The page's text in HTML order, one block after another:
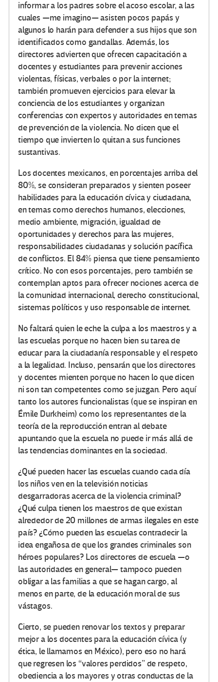
informar a los padres sobre el acoso escolar, a las
cuales —me imagino— asisten pocos papás y
algunos lo harán para defender a sus hijos que son
identificados como gandallas. Además, los
directores advierten que ofrecen capacitación a
docentes y estudiantes para prevenir acciones
violentas, físicas, verbales o por la internet;
también promueven ejercicios para elevar la
conciencia de los estudiantes y organizan
conferencias con expertos y autoridades en temas
de prevención de la violencia. No dicen que el
tiempo que invierten lo quitan a sus funciones
sustantivas.
Los docentes mexicanos, en porcentajes arriba del
80%, se consideran preparados y sienten poseer
habilidades para la educación cívica y ciudadana,
en temas como derechos humanos, elecciones,
medio ambiente, migración, igualdad de
oportunidades y derechos para las mujeres,
responsabilidades ciudadanas y solución pacífica
de conflictos. El 84% piensa que tiene pensamiento
crítico. No con esos porcentajes, pero también se
contemplan aptos para ofrecer nociones acerca de
la comunidad internacional, derecho constitucional,
sistemas políticos y uso responsable de internet.
No faltará quien le eche la culpa a los maestros y a
las escuelas porque no hacen bien su tarea de
educar para la ciudadanía responsable y el respeto
a la legalidad. Incluso, pensarán que los directores
y docentes mienten porque no hacen lo que dicen
ni son tan competentes como se juzgan. Pero aquí
tanto los autores funcionalistas (que se inspiran en
Émile Durkheim) como los representantes de la
teoría de la reproducción entran al debate
apuntando que la escuela no puede ir más allá de
las tendencias dominantes en la sociedad.
¿Qué pueden hacer las escuelas cuando cada día
los niños ven en la televisión noticias
desgarradoras acerca de la violencia criminal?
¿Qué culpa tienen los maestros de que existan
alrededor de 20 millones de armas ilegales en este
país? ¿Cómo pueden las escuelas contradecir la
idea engañosa de que los grandes criminales son
héroes populares? Los directores de escuela —o
las autoridades en general— tampoco pueden
obligar a las familias a que se hagan cargo, al
menos en parte, de la educación moral de sus
vástagos.
Cierto, se pueden renovar los textos y preparar
mejor a los docentes para la educación cívica (y
ética, le llamamos en México), pero eso no hará
que regresen los “valores perdidos” de respeto,
obediencia a los mayores y otras conductas de la